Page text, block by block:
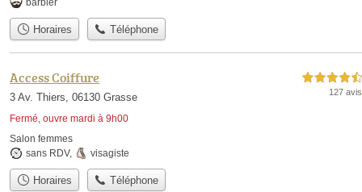
Horaires Téléphone
Access Coiffure
3 Av. Thiers, 06130 Grasse
Fermé, ouvre mardi à 9h00
4,5 étoiles sur 5
127 avis
Salon femmes
sans RDV, visagiste
Horaires Téléphone